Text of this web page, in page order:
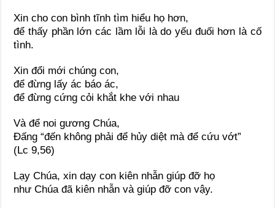
Xin cho con bình tĩnh tìm hiểu họ hơn,
để thấy phần lớn các lầm lỗi là do yếu đuối hơn là cố
tình.
Xin đổi mới chúng con,
để đừng lấy ác báo ác,
để đừng cứng cỏi khắt khe với nhau
Và để noi gương Chúa,
Đấng “đến không phải để hủy diệt mà để cứu vớt”
(Lc 9,56)
Lạy Chúa, xin dạy con kiên nhẫn giúp đỡ họ
như Chúa đã kiên nhẫn và giúp đỡ con vậy.